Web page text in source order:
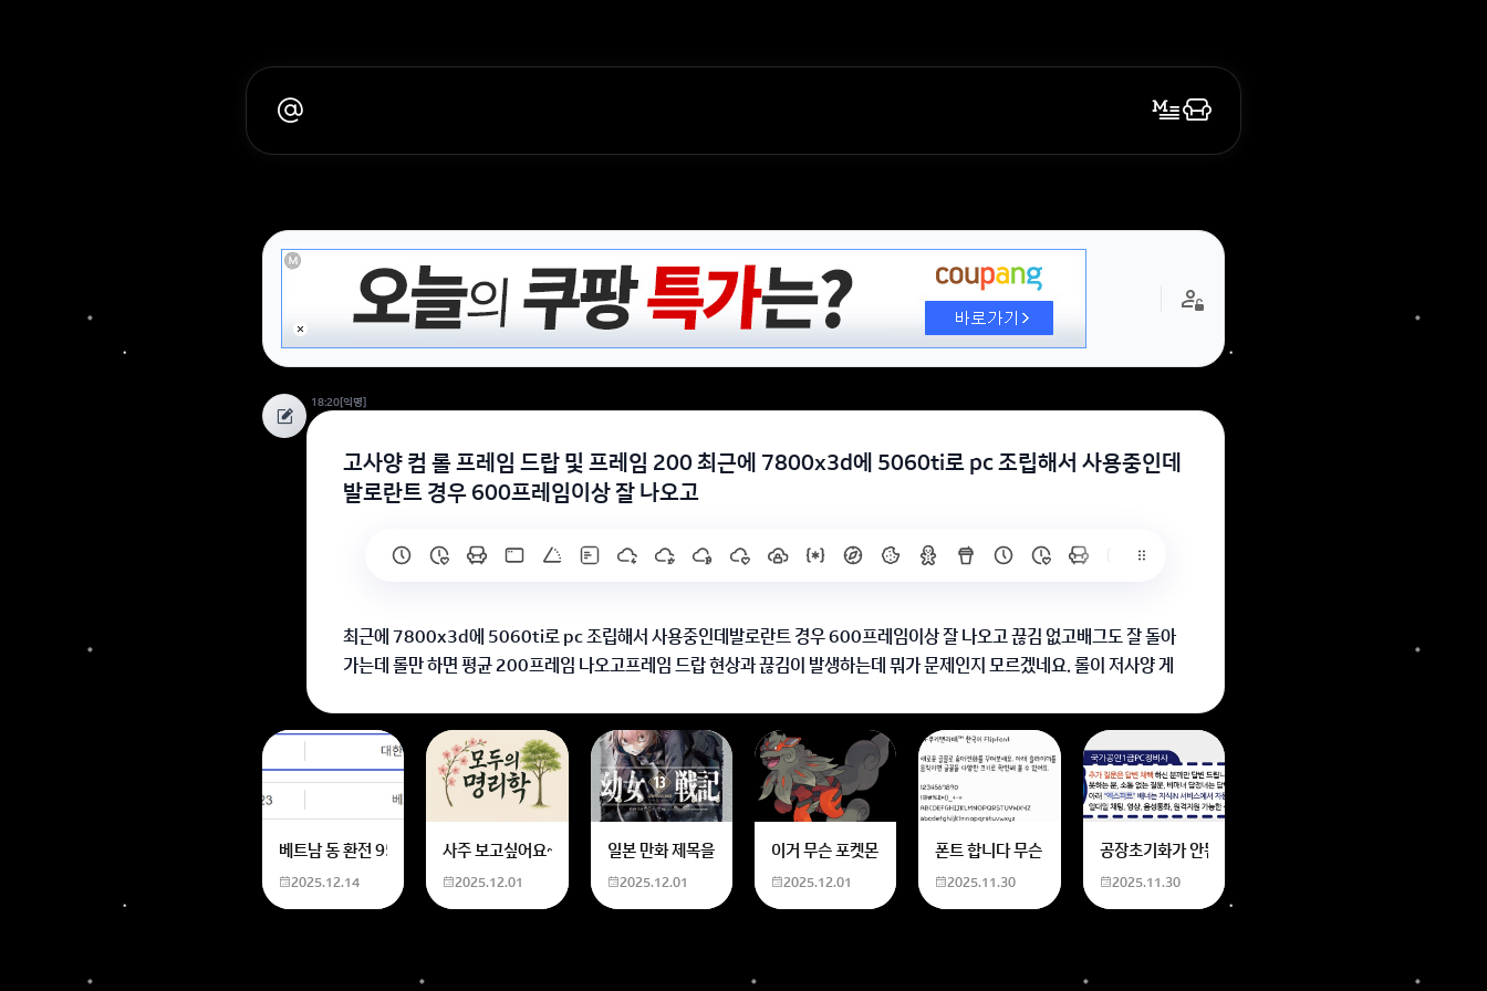
18:20[익명]
고사양 컴 롤 프레임 드랍 및 프레임 200 최근에 7800x3d에 5060ti로 pc 조립해서 사용중인데
발로란트 경우 600프레임이상 잘 나오고
최근에 7800x3d에 5060ti로 pc 조립해서 사용중인데발로란트 경우 600프레임이상 잘 나오고 끊김 없고배그도 잘 돌아
가는데 롤만 하면 평균 200프레임 나오고프레임 드랍 현상과 끊김이 발생하는데 뭐가 문제인지 모르겠네요. 롤이 저사양 게
1.게임자체 최적화랑 드라이버 호환
(드라이버 업데이트 또는 안정된 버전으로 롤백)
(설정에서 프레임 관련한 설정 찾아보기)
(지웠다 깔아보기)
베트남 동 환전 950,000원동 한화 계산할때0하나 빼고 나누기 2하면 되는거 아닌가요??제가 알고 있는거랑
2025.12.14
사주 보고싶어요~ 사주 보고 싶은데 어디서 봐야할 지모르겠어요여자 양력 2007 04 06
2025.12.01
일본 만화 제목을 찾습니다 - 비행 마법 저격 여자 기억하기로는 위의 내용에 있는 일본 만화 제목을 찾습니다. 만화의 내용은
2025.12.01
이거 무슨 포켓몬이에요? 신기하네요
2025.12.01
폰트 합니다 무슨 폰트인지 알려주세요
2025.11.30
공장초기화가 안됩니다 제가 볼륨 아래버튼이랑 전원버튼
2025.11.30